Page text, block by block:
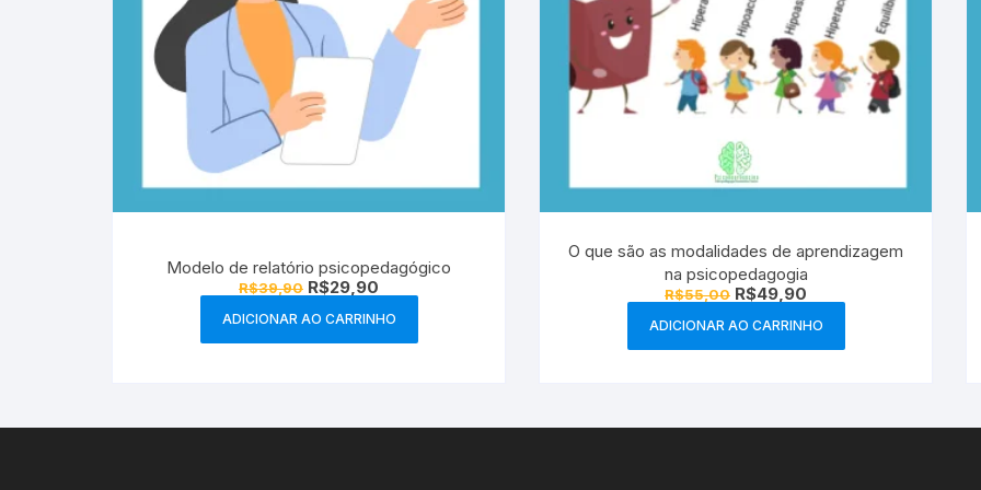
Modelo de relatório psicopedagógico
R$39,90 O
original
R$29,90
preço
atual
ADICIONAR AO CARRINHO
O que são as modalidades de aprendizagem
na psicopedagogia
R$55,00 O
preço
original
R$49,90
preço
atual
ADICIONAR AO CARRINHO